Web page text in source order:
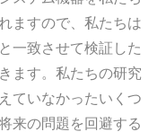
ますので、私たちは
一致させて検証した
ます。私たちの研究
ていなかったいくつ
来の問題を回避する